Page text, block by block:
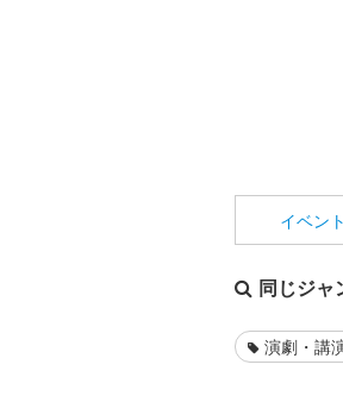
イベン
同じジャ
演劇・講